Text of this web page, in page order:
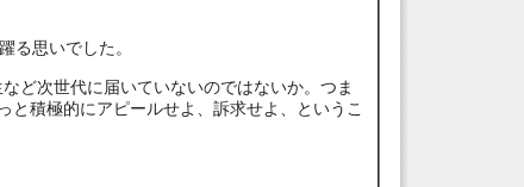
る思いでした。
ど次世代に届いていないのではないか。つま
と積極的にアピールせよ、訴求せよ、というこ